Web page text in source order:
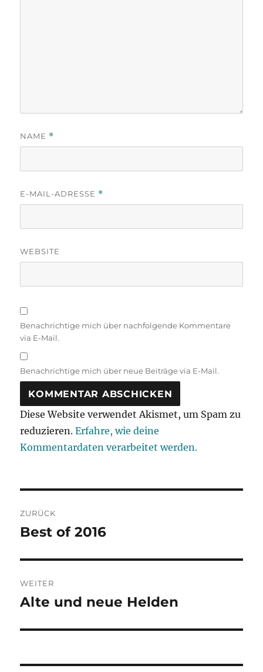
NAME *
E-MAIL-ADRESSE *
WEBSITE
Benachrichtige mich über nachfolgende Kommentare
via E-Mail.
Benachrichtige mich über neue Beiträge via E-Mail.
Diese Website verwendet Akismet, um Spam zu
reduzieren.Erfahre, wie deine
Kommentardaten verarbeitet werden.
ZURÜCK
Vorheriger
Best of 2016
WEITER
Nächster
Alte und neue Helden